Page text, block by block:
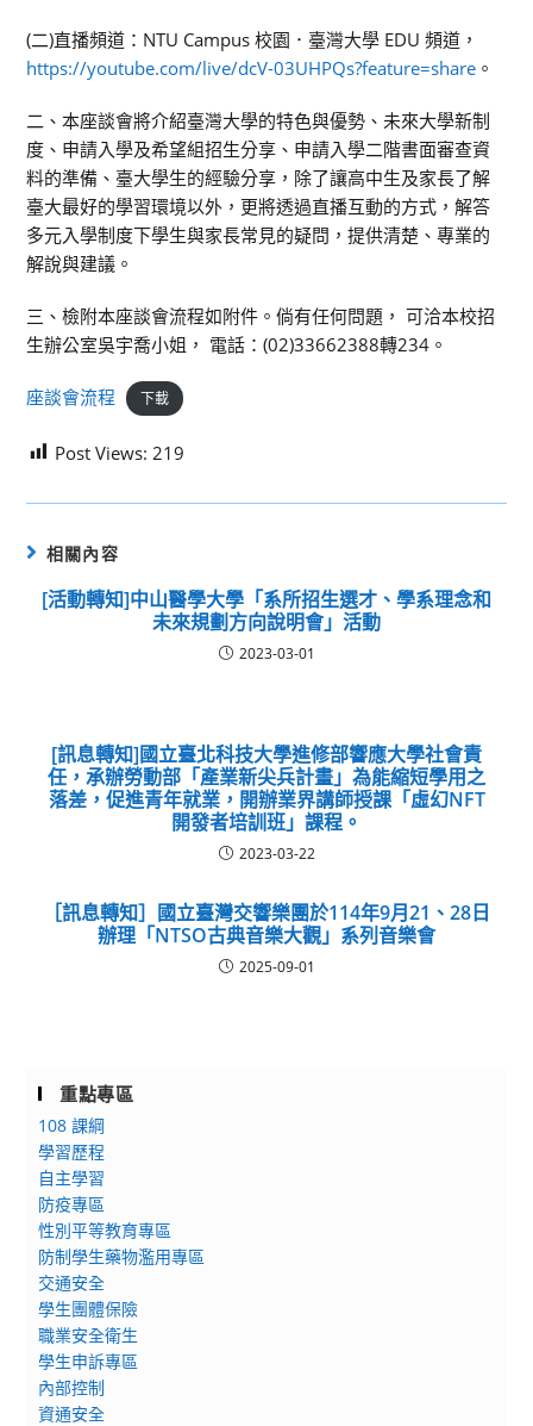
(二)直播頻道：NTU Campus 校園．臺灣大學 EDU 頻道，
https://youtube.com/live/dcV-03UHPQs?feature=share 。
二、本座談會將介紹臺灣大學的特色與優勢、未來大學新制
度、申請入學及希望組招生分享、申請入學二階書面審查資
料的準備、臺大學生的經驗分享，除了讓高中生及家長了解
臺大最好的學習環境以外，更將透過直播互動的方式，解答
多元入學制度下學生與家長常見的疑問，提供清楚、專業的
解說與建議。
三、檢附本座談會流程如附件。倘有任何問題， 可洽本校招
生辦公室吳宇喬小姐， 電話：(02)33662388轉234。
座談會流程 下載
Post Views: 219
相關內容
[活動轉知]中山醫學大學「系所招生選才、學系理念和
未來規劃方向說明會」活動
2023-03-01
[訊息轉知]國立臺北科技大學進修部響應大學社會責
任，承辦勞動部「產業新尖兵計畫」為能縮短學用之
落差，促進青年就業，開辦業界講師授課「虛幻NFT
開發者培訓班」課程。
2023-03-22
［訊息轉知］國立臺灣交響樂團於114年9月21、28日
辦理「NTSO古典音樂大觀」系列音樂會
2025-09-01
重點專區
108 課綱
學習歷程
自主學習
防疫專區
性別平等教育專區
防制學生藥物濫用專區
交通安全
學生團體保險
職業安全衛生
學生申訴專區
內部控制
資通安全